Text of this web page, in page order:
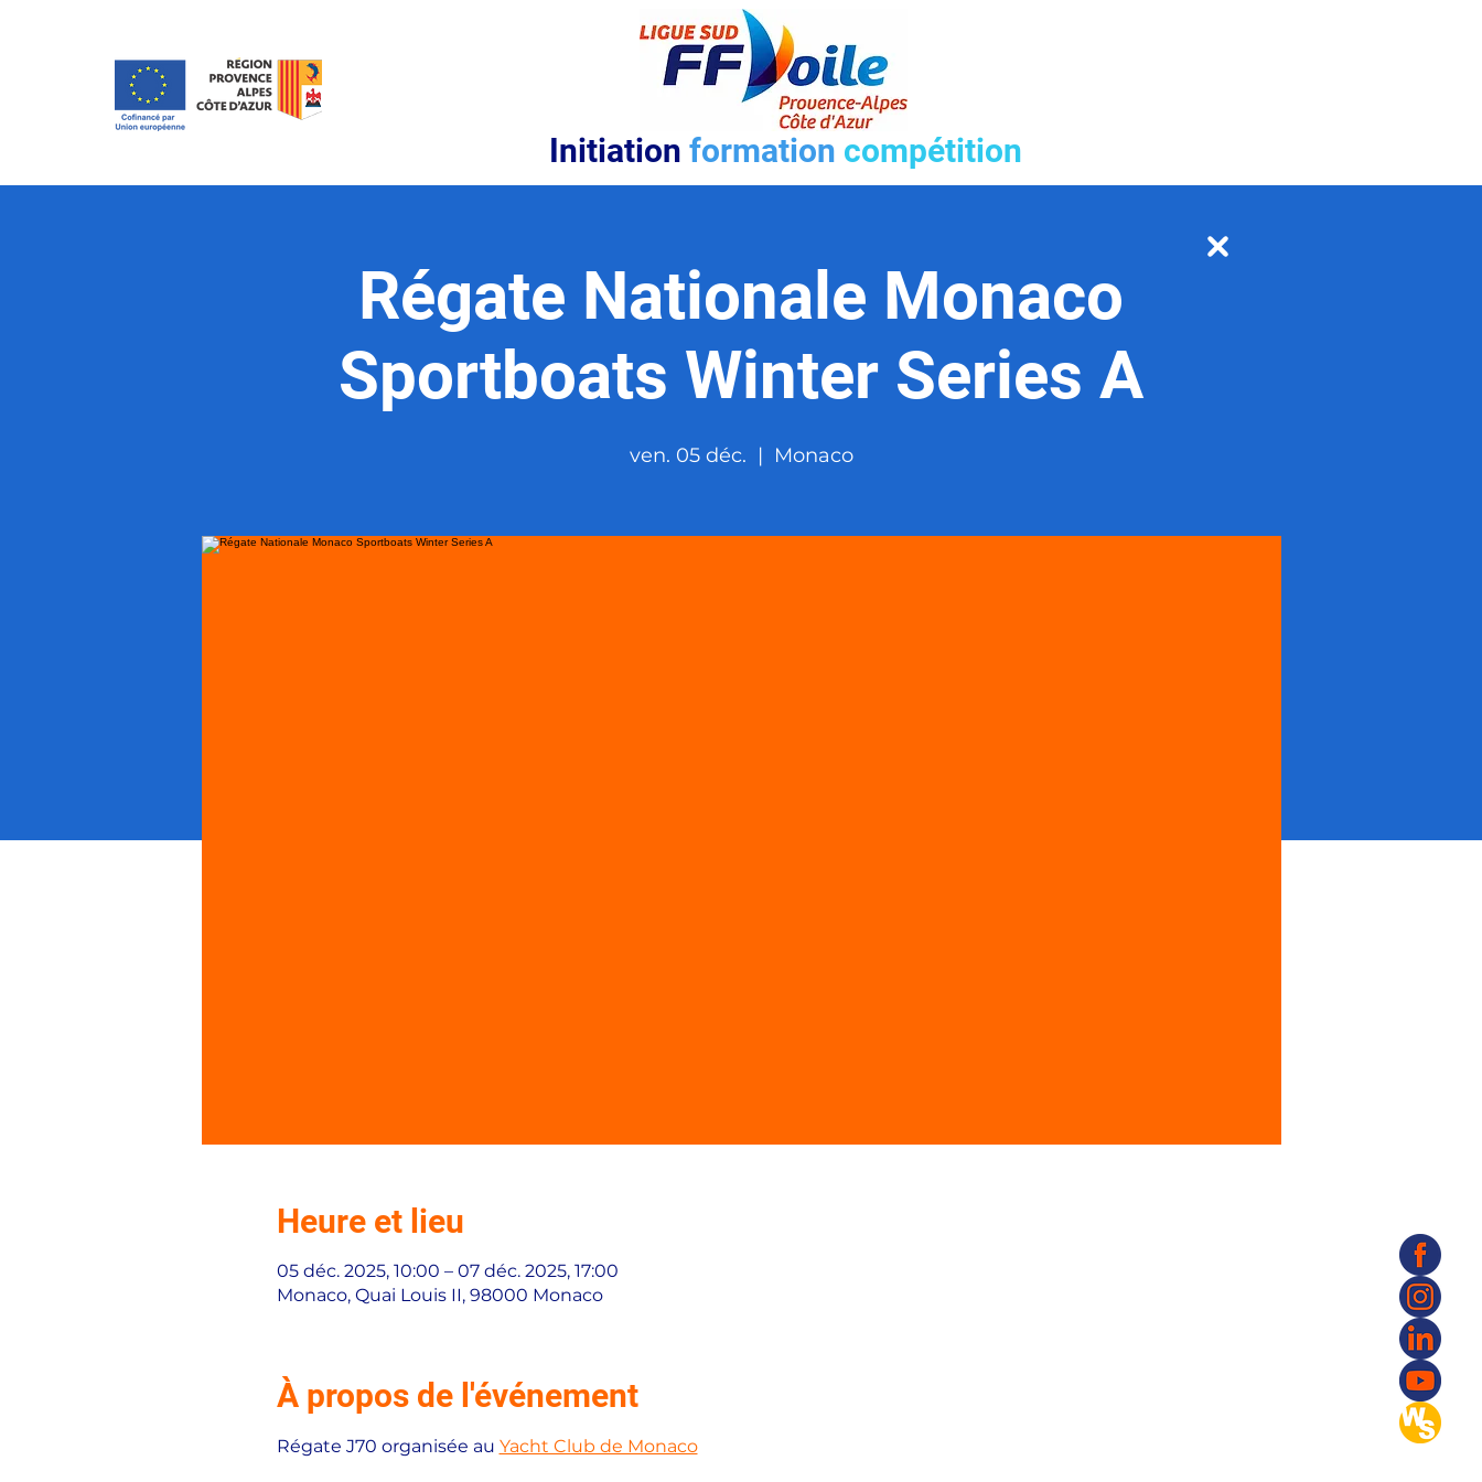
Initiationformation compétition
Régate Nationale Monaco
Sportboats Winter Series A
ven. 05 déc.
  |
Monaco
Heure et lieu
05 déc. 2025, 10:00 – 07 déc. 2025, 17:00
Monaco, Quai Louis II, 98000 Monaco
À propos de l'événement
Régate J70 organisée au Yacht Club de Monaco